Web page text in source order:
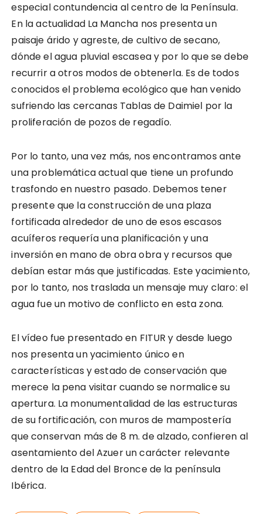
especial contundencia al centro de la Península.
En la actualidad La Mancha nos presenta un
paisaje árido y agreste, de cultivo de secano,
dónde el agua pluvial escasea y por lo que se debe
recurrir a otros modos de obtenerla. Es de todos
conocidos el problema ecológico que han venido
sufriendo las cercanas Tablas de Daimiel por la
proliferación de pozos de regadío.
Por lo tanto, una vez más, nos encontramos ante
una problemática actual que tiene un profundo
trasfondo en nuestro pasado. Debemos tener
presente que la construcción de una plaza
fortificada alrededor de uno de esos escasos
acuíferos requería una planificación y una
inversión en mano de obra obra y recursos que
debían estar más que justificadas. Este yacimiento,
por lo tanto, nos traslada un mensaje muy claro: el
agua fue un motivo de conflicto en esta zona.
El vídeo fue presentado en FITUR y desde luego
nos presenta un yacimiento único en
características y estado de conservación que
merece la pena visitar cuando se normalice su
apertura. La monumentalidad de las estructuras
de su fortificación, con muros de mampostería
que conservan más de 8 m. de alzado, confieren al
asentamiento del Azuer un carácter relevante
dentro de la Edad del Bronce de la península
Ibérica.